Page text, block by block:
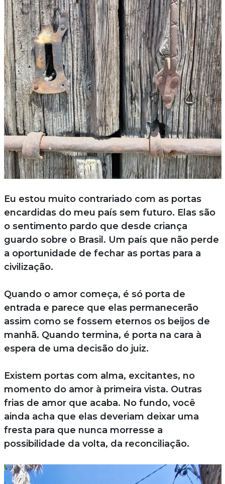
Eu estou muito contrariado com as portas
encardidas do meu país sem futuro. Elas são
o sentimento pardo que desde criança
guardo sobre o Brasil. Um país que não perde
a oportunidade de fechar as portas para a
civilização.
Quando o amor começa, é só porta de
entrada e parece que elas permanecerão
assim como se fossem eternos os beijos de
manhã. Quando termina, é porta na cara à
espera de uma decisão do juiz.
Existem portas com alma, excitantes, no
momento do amor à primeira vista. Outras
frias de amor que acaba. No fundo, você
ainda acha que elas deveriam deixar uma
fresta para que nunca morresse a
possibilidade da volta, da reconciliação.